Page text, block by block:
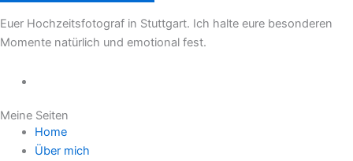
Euer Hochzeitsfotograf in Stuttgart. Ich halte eure besonderen
Momente natürlich und emotional fest.
Meine Seiten
Home
Über mich